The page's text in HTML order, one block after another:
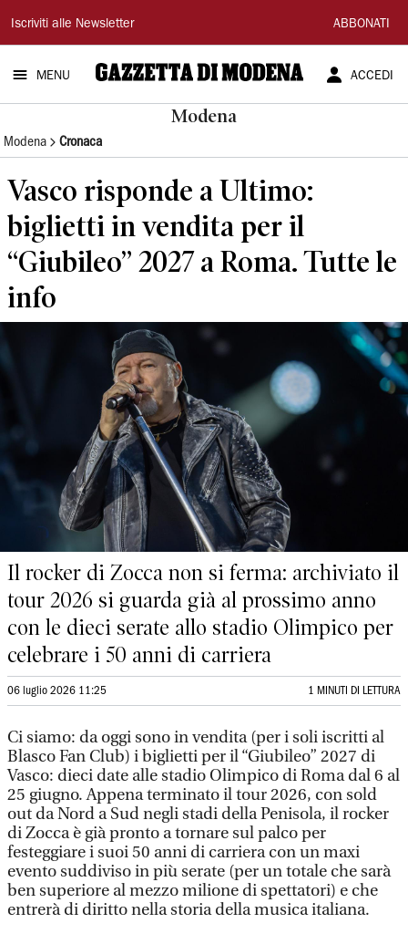
Gazzetta
di
Modena
Iscriviti alle Newsletter ABBONATI
MENU ACCEDI
Modena
Modena Cronaca
Vasco risponde a Ultimo:
biglietti in vendita per il
“Giubileo” 2027 a Roma. Tutte le
info
Il rocker di Zocca non si ferma: archiviato il
tour 2026 si guarda già al prossimo anno
con le dieci serate allo stadio Olimpico per
celebrare i 50 anni di carriera
06 luglio 2026 11:25 1 MINUTI DI LETTURA
Ci siamo: da oggi sono in vendita (per i soli iscritti al
Blasco Fan Club) i biglietti per il “Giubileo” 2027 di
Vasco: dieci date alle stadio Olimpico di Roma dal 6 al
25 giugno. Appena terminato il tour 2026, con sold
out da Nord a Sud negli stadi della Penisola, il rocker
di Zocca è già pronto a tornare sul palco per
festeggiare i suoi 50 anni di carriera con un maxi
evento suddiviso in più serate (per un totale che sarà
ben superiore al mezzo milione di spettatori) e che
entrerà di diritto nella storia della musica italiana.